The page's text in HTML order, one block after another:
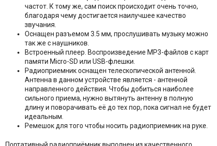
частот. К тому же, сам поиск происходит очень точно,
благодаря чему достигается наилучшее качество
звучания.
Оснащен разъемом 3.5 мм, прослушивать музыку можно
так же с наушников.
Встроенный плеер. Воспроизведение MP3-файлов с карт
памяти Micro-SD или USB-флешки.
Радиоприемник оснащен телескопической антенной.
Антенна в данном устройстве является - антенной
направленного действия. Чтобы добиться наиболее
сильного приема, нужно вытянуть антенну в полную
длину и поворачивать её до тех пор, пока сигнал не будет
идеальным.
Ремешок для того чтобы носить радиоприемник на руке.